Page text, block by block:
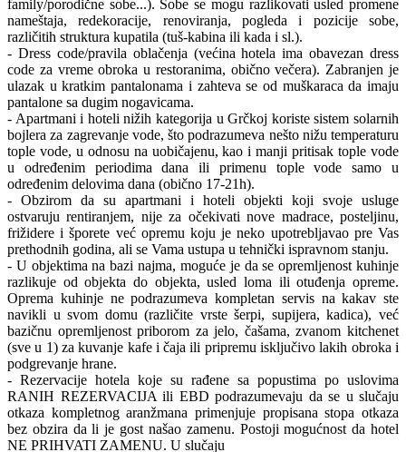
family/porodične sobe...). Sobe se mogu razlikovati usled promene
nameštaja, redekoracije, renoviranja, pogleda i pozicije sobe,
različitih struktura kupatila (tuš-kabina ili kada i sl.).
- Dress code/pravila oblačenja (većina hotela ima obavezan dress
code za vreme obroka u restoranima, obično večera). Zabranjen je
ulazak u kratkim pantalonama i zahteva se od muškaraca da imaju
pantalone sa dugim nogavicama.
- Apartmani i hoteli nižih kategorija u Grčkoj koriste sistem solarnih
bojlera za zagrevanje vode, što podrazumeva nešto nižu temperaturu
tople vode, u odnosu na uobičajenu, kao i manji pritisak tople vode
u određenim periodima dana ili primenu tople vode samo u
određenim delovima dana (obično 17-21h).
- Obzirom da su apartmani i hoteli objekti koji svoje usluge
ostvaruju rentiranjem, nije za očekivati nove madrace, posteljinu,
frižidere i šporete već opremu koju je neko upotrebljavao pre Vas
prethodnih godina, ali se Vama ustupa u tehnički ispravnom stanju.
- U objektima na bazi najma, moguće je da se opremljenost kuhinje
razlikuje od objekta do objekta, usled loma ili otuđenja opreme.
Oprema kuhinje ne podrazumeva kompletan servis na kakav ste
navikli u svom domu (različite vrste šerpi, supijera, kadica), već
bazičnu opremljenost priborom za jelo, čašama, zvanom kitchenet
(sve u 1) za kuvanje kafe i čaja ili pripremu isključivo lakih obroka i
podgrevanje hrane.
- Rezervacije hotela koje su rađene sa popustima po uslovima
RANIH REZERVACIJA ili EBD podrazumevaju da se u slučaju
otkaza kompletnog aranžmana primenjuje propisana stopa otkaza
bez obzira da li je gost našao zamenu. Postoji mogućnost da hotel
NE PRIHVATI ZAMENU. U slučaju